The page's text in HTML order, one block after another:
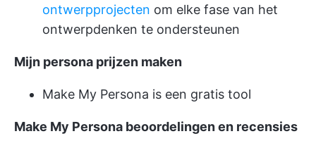
ontwerpprojecten om elke fase van het
ontwerpdenken te ondersteunen
Mijn persona prijzen maken
Make My Persona is een gratis tool
Make My Persona beoordelingen en recensies